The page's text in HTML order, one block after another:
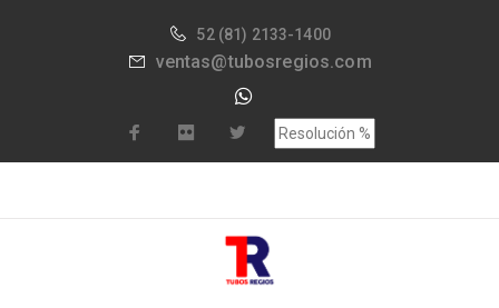
52 (81) 2133-1400
ventas@tubosregios.com